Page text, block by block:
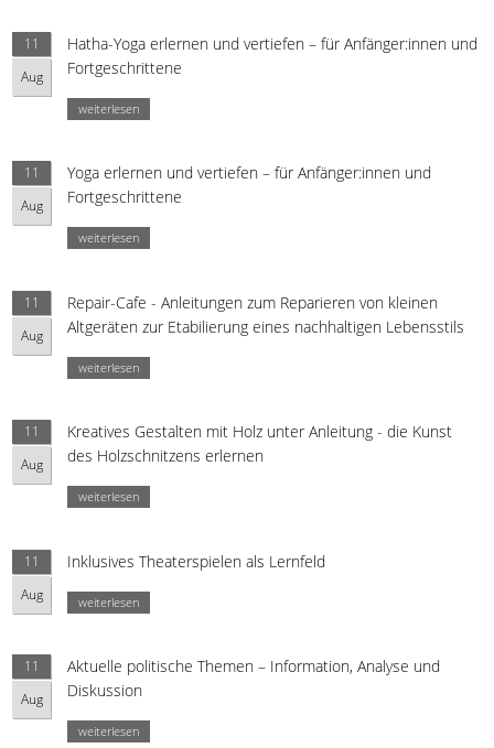
11
Aug
Hatha-Yoga erlernen und vertiefen – für Anfänger:innen und
Fortgeschrittene
weiterlesen
11
Aug
Yoga erlernen und vertiefen – für Anfänger:innen und
Fortgeschrittene
weiterlesen
11
Aug
Repair-Cafe - Anleitungen zum Reparieren von kleinen
Altgeräten zur Etabilierung eines nachhaltigen Lebensstils
weiterlesen
11
Aug
Kreatives Gestalten mit Holz unter Anleitung - die Kunst
des Holzschnitzens erlernen
weiterlesen
11
Aug
Inklusives Theaterspielen als Lernfeld
weiterlesen
11
Aug
Aktuelle politische Themen – Information, Analyse und
Diskussion
weiterlesen